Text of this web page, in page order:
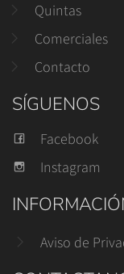
Quintas
Comerciales
Contacto
SÍGUENOS
Facebook
Instagram
Aviso de